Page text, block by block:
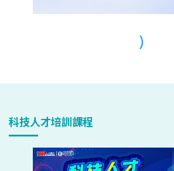
科技人才培訓課程